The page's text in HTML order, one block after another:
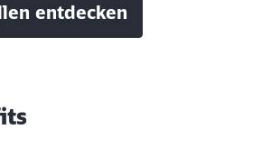
entdecken